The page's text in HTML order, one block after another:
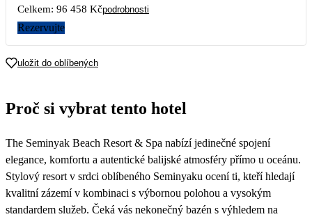
12
76 199
19
53 849
20
48 229
53 579 49 209 49 499 51 429
Celkem: 96 458 Kčpodrobnosti
Rezervujte
uložit do oblíbených
Proč si vybrat tento hotel
The Seminyak Beach Resort & Spa nabízí jedinečné spojení
elegance, komfortu a autentické balijské atmosféry přímo u oceánu.
Stylový resort v srdci oblíbeného Seminyaku ocení ti, kteří hledají
kvalitní zázemí v kombinaci s výbornou polohou a vysokým
standardem služeb. Čeká vás nekonečný bazén s výhledem na